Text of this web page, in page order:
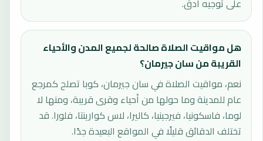
على توجيه أدق.
هل مواقيت الصلاة صالحة لجميع المدن والأحياء
القريبة من سان جيرمان؟
نعم، مواقيت الصلاة في سان جيرمان، كوبا تصلح كمرجع
عام للمدينة وما حولها من أحياء وقرى قريبة، ومنها لا
لوما، فاسكونيا، فيرجينيا، كاليرا، لاس كوارينتا، فلورا. قد
تختلف الدقائق قليلًا في المواقع البعيدة جدًا.